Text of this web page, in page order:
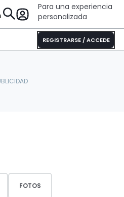
Para una experiencia
personalizada
REGISTRARSE / ACCEDE
FOTOS